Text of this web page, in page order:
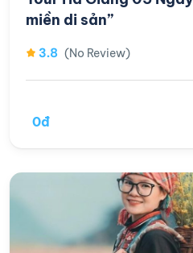
miền di sản”
3.8 (No Review)
0đ